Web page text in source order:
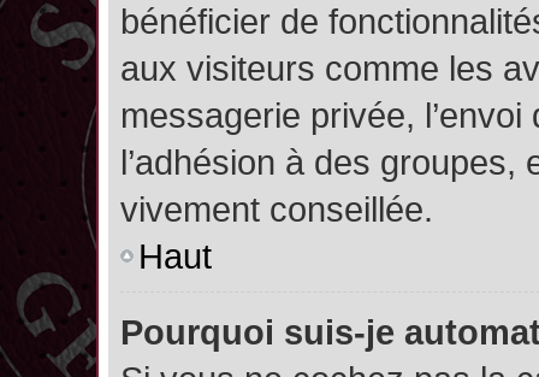
bénéficier de
aux visiteurs comme les
messagerie privée,
l’adhésion à des groupes,
vivement conseillée.
Haut
Pourquoi suis-je